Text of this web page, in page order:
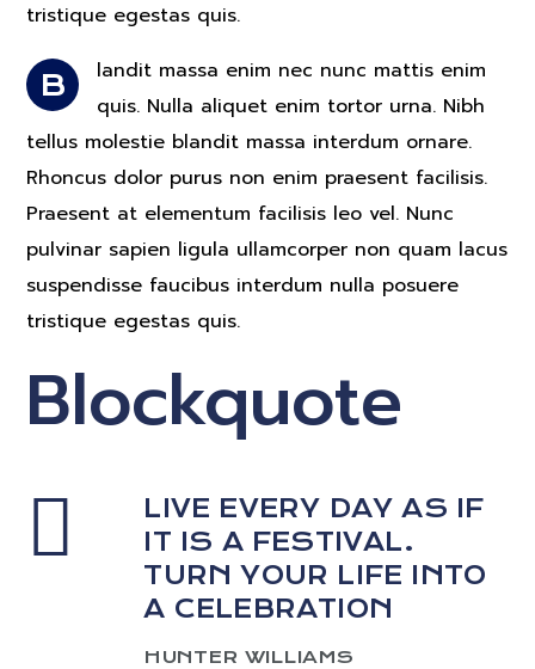
tristique egestas quis.
B
landit massa enim nec nunc mattis enim
quis. Nulla aliquet enim tortor urna. Nibh
tellus molestie blandit massa interdum ornare.
Rhoncus dolor purus non enim praesent facilisis.
Praesent at elementum facilisis leo vel. Nunc
pulvinar sapien ligula ullamcorper non quam lacus
suspendisse faucibus interdum nulla posuere
tristique egestas quis.
Blockquote
LIVE EVERY DAY AS IF
IT IS A FESTIVAL.
TURN YOUR LIFE INTO
A CELEBRATION
HUNTER WILLIAMS